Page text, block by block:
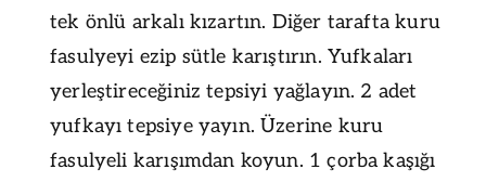
tek önlü arkalı kızartın. Diğer tarafta kuru
fasulyeyi ezip sütle karıştırın. Yufkaları
yerleştireceğiniz tepsiyi yağlayın. 2 adet
yufkayı tepsiye yayın. Üzerine kuru
fasulyeli karışımdan koyun. 1 çorba kaşığı